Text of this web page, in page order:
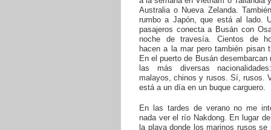
Australia o Nueva Zelanda.
rumbo a Japón, que está al lado.
pasajeros conecta a Busán con
noche de travesía. Cientos de
hacen a la mar pero también pisan
En el puerto de Busán desembarcan
las más diversas
malayos, chinos y rusos. Sí, rusos.
está a un día en un buque carguero.
En las tardes de verano no me
nada ver el río Nakdong. En lugar
la playa donde los marinos rusos se